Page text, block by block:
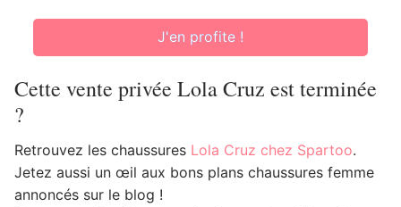
J'en profite !
Cette vente privée Lola Cruz est terminée
?
Retrouvez les chaussures Lola Cruz chez Spartoo.
Jetez aussi un œil aux bons plans chaussures femme
annoncés sur le blog !